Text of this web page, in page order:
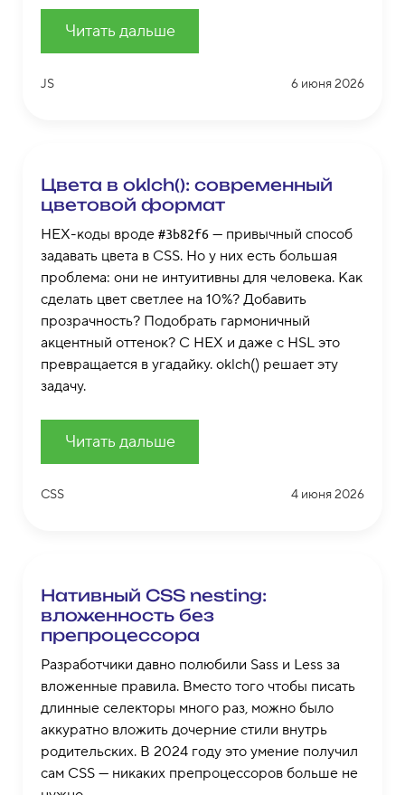
Читать дальше
JS 6 июня 2026
Цвета в oklch(): современный
цветовой формат
HEX-коды вроде #3b82f6 — привычный способ
задавать цвета в CSS. Но у них есть большая
проблема: они не интуитивны для человека. Как
сделать цвет светлее на 10%? Добавить
прозрачность? Подобрать гармоничный
акцентный оттенок? С HEX и даже с HSL это
превращается в угадайку. oklch() решает эту
задачу.
Читать дальше
CSS 4 июня 2026
Нативный CSS nesting:
вложенность без
препроцессора
Разработчики давно полюбили Sass и Less за
вложенные правила. Вместо того чтобы писать
длинные селекторы много раз, можно было
аккуратно вложить дочерние стили внутрь
родительских. В 2024 году это умение получил
сам CSS — никаких препроцессоров больше не